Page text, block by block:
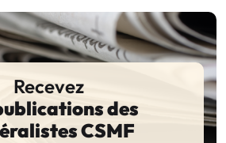
Recevez
des
CSMF